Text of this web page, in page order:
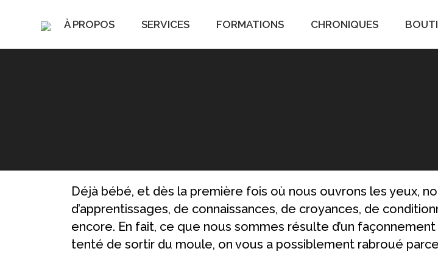
À PROPOS SERVICES FORMATIONS CHRONIQUES
Déjà bébé, et dès la première fois où nous ouvrons les yeux,
d’apprentissages, de connaissances, de croyances, de
encore. En fait, ce que nous sommes résulte d’un
tenté de sortir du moule, on vous a possiblement rabroué